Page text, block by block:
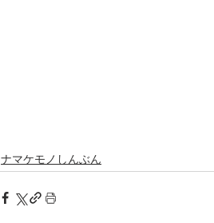
ナマケモノしんぶん